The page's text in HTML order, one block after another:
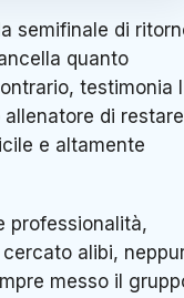
semifinale di
quanto
testimonia
di restare
e altamente
professionalità,
alibi,
messo il